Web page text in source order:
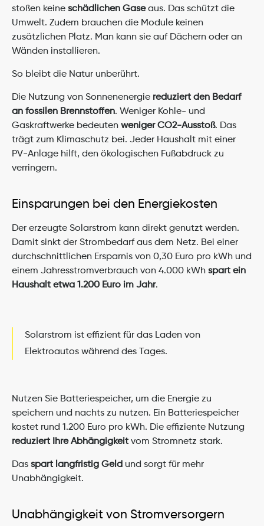
stoßen keine schädlichen Gase aus. Das schützt die
Umwelt. Zudem brauchen die Module keinen
zusätzlichen Platz. Man kann sie auf Dächern oder an
Wänden installieren.
So bleibt die Natur unberührt.
Die Nutzung von Sonnenenergie reduziert den Bedarf
an fossilen Brennstoffen. Weniger Kohle- und
Gaskraftwerke bedeuten weniger CO2-Ausstoß. Das
trägt zum Klimaschutz bei. Jeder Haushalt mit einer
PV-Anlage hilft, den ökologischen Fußabdruck zu
verringern.
Einsparungen bei den Energiekosten
Der erzeugte Solarstrom kann direkt genutzt werden.
Damit sinkt der Strombedarf aus dem Netz. Bei einer
durchschnittlichen Ersparnis von 0,30 Euro pro kWh und
einem Jahresstromverbrauch von 4.000 kWh spart ein
Haushalt etwa 1.200 Euro im Jahr.
Solarstrom ist effizient für das Laden von
Elektroautos während des Tages.
Nutzen Sie Batteriespeicher, um die Energie zu
speichern und nachts zu nutzen. Ein Batteriespeicher
reduziert Ihre Abhängigkeit vom Stromnetz stark.
Das spart langfristig Geld und sorgt für mehr
Unabhängigkeit.
Unabhängigkeit von Stromversorgern